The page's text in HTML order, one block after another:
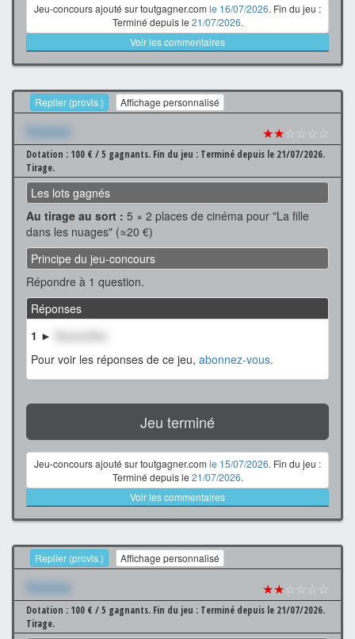
Jeu-concours ajouté sur toutgagner.com le 16/07/2026. Fin du jeu :
Terminé depuis le 21/07/2026.
Voir les commentaires
Replier (provis.) Affichage personnalisé
Xxxxxxx ★★☆☆☆☆
Dotation : 100 € / 5 gagnants. Fin du jeu : Terminé depuis le 21/07/2026.
Tirage.
Les lots gagnés
Au tirage au sort : 5 × 2 places de cinéma pour "La fille
dans les nuages" (≈20 €)
Principe du jeu-concours
Répondre à 1 question.
Réponses
1 ►
Pour voir les réponses de ce jeu, abonnez-vous.
Jeu terminé
Jeu-concours ajouté sur toutgagner.com le 15/07/2026. Fin du jeu :
Terminé depuis le 21/07/2026.
Voir les commentaires
Replier (provis.) Affichage personnalisé
Xxxxxxx ★★☆☆☆☆
Dotation : 100 € / 5 gagnants. Fin du jeu : Terminé depuis le 21/07/2026.
Tirage.